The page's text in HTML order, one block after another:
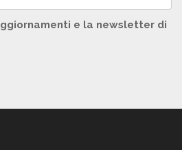
e la newsletter di